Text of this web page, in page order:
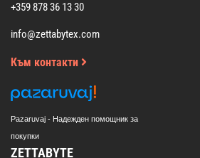
+359 878 36 13 30
info@zettabytex.com
Към контакти
Pazaruvaj - Надежден помощник за
покупки
ZETTABYTE